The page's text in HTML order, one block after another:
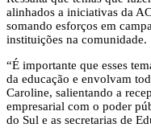
alinhados a iniciativas da
somando esforços em
instituições na comunidade.
“É importante que esses
da educação e envolvam
Caroline, salientando a
empresarial com o poder
do Sul e as secretarias de